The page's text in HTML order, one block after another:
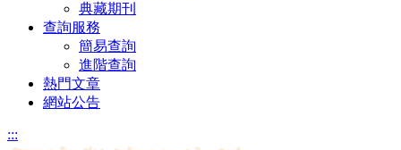
典藏期刊
查詢服務
簡易查詢
進階查詢
熱門文章
網站公告
:::